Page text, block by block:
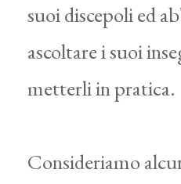
suoi discepoli ed
ascoltare i suoi
metterli in pratica.
Consideriamo